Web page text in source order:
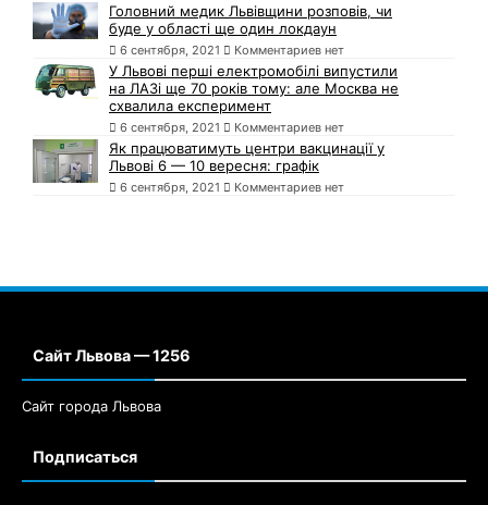
Головний медик Львівщини розповів, чи
буде у області ще один локдаун
6 сентября, 2021 Комментариев нет
У Львові перші електромобілі випустили
на ЛАЗі ще 70 років тому: але Москва не
схвалила експеримент
6 сентября, 2021 Комментариев нет
Як працюватимуть центри вакцинації у
Львові 6 — 10 вересня: графік
6 сентября, 2021 Комментариев нет
Сайт Львова — 1256
Сайт города Львова
Подписаться